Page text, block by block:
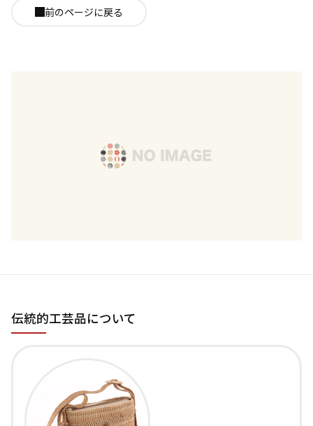
前のページに戻る
伝統的工芸品について